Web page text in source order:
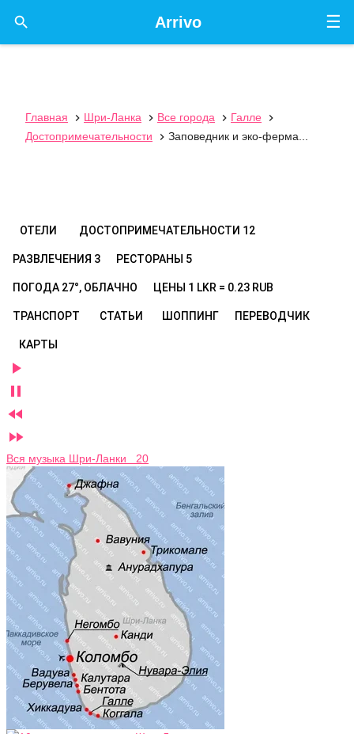
☰
Arrivo

Главная  Шри-Ланка  Все города  Галле

Достопримечательности
 Заповедник и эко-ферма...
ОТЕЛИ ДОСТОПРИМЕЧАТЕЛЬНОСТИ 12
РАЗВЛЕЧЕНИЯ 3 РЕСТОРАНЫ 5
ПОГОДА 27°, ОБЛАЧНО ЦЕНЫ 1 LKR = 0.23 RUB
ТРАНСПОРТ СТАТЬИ ШОППИНГ ПЕРЕВОДЧИК
КАРТЫ




Вся музыка Шри-Ланки 20